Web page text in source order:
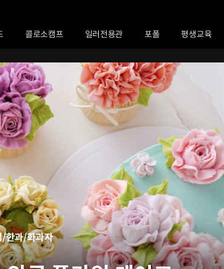
콜로소캠프 일러전용관 포폴 평생교육
/한과/화과자